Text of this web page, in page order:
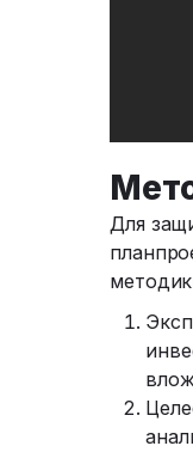
Для